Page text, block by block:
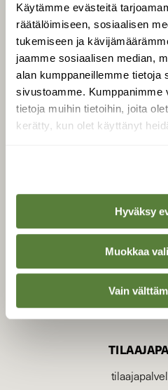
Käytämme evästeitä
räätälöimiseen, sosiaalisen
tukemiseen ja
jaamme sosiaalisen median,
alan kumppaneillemme tietoja
sivustoamme. Kumppanimme
tietoja muihin tietoihin, joita
kerätty, kun olet käyttänyt
Hyväksy
Muokkaa
Vain